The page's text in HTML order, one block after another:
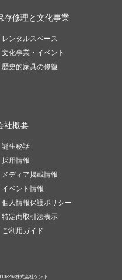
存修理と文化事業
レンタルスペース
文化事業・イベント
歴史的家具の修復
社概要
誕生秘話
採用情報
メディア掲載情報
イベント情報
個人情報保護ポリシー
特定商取引法表示
ご利用ガイド
株式会社ケント